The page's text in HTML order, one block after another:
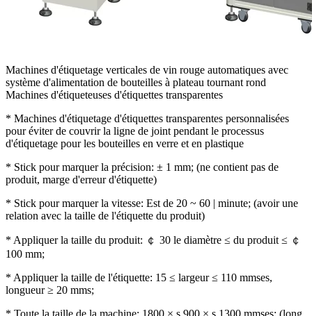
Machines d'étiquetage verticales de vin rouge automatiques avec
système d'alimentation de bouteilles à plateau tournant rond
Machines d'étiqueteuses d'étiquettes transparentes
* Machines d'étiquetage d'étiquettes transparentes personnalisées
pour éviter de couvrir la ligne de joint pendant le processus
d'étiquetage pour les bouteilles en verre et en plastique
* Stick pour marquer la précision: ± 1 mm; (ne contient pas de
produit, marge d'erreur d'étiquette)
* Stick pour marquer la vitesse: Est de 20 ~ 60 | minute; (avoir une
relation avec la taille de l'étiquette du produit)
* Appliquer la taille du produit: ￠ 30 le diamètre ≤ du produit ≤ ￠
100 mm;
* Appliquer la taille de l'étiquette: 15 ≤ largeur ≤ 110 mmses,
longueur ≥ 20 mms;
* Toute la taille de la machine: 1800 × s 900 × s 1300 mmses; (long